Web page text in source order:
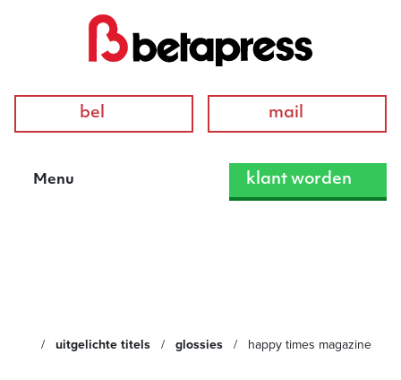
bel mail
Menu klant worden
uitgelichte titels glossies happy times magazine